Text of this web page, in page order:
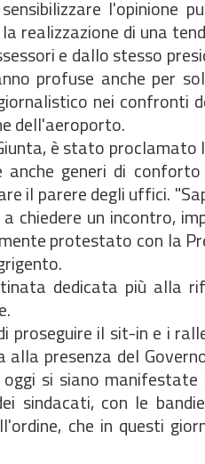
l'opinione
realizzazione di una
e dallo stesso
profuse anche per
nei confronti
dell'aeroporto.
è stato
generi di
il parere degli uffici.
chiedere un incontro,
protestato con la
dedicata più alla
proseguire il sit-in e i
presenza del
si siano
sindacati, con le
che in questi